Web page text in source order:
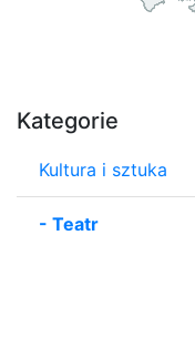
Kategorie
Kultura i sztuka
- Teatr